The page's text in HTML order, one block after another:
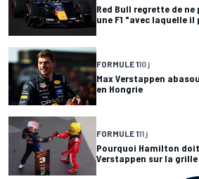
Red Bull regrette de
une F1 "avec laquelle
FORMULE 110 j
Max Verstappen
en Hongrie
FORMULE 111 j
Pourquoi Hamilton
Verstappen sur la grille